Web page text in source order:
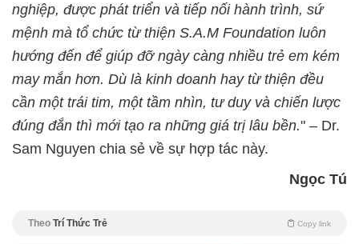
nghiệp, được phát triển và tiếp nối hành trình, sứ
mệnh mà tổ chức từ thiện S.A.M Foundation luôn
hướng đến để giúp đỡ ngày càng nhiều trẻ em kém
may mắn hơn. Dù là kinh doanh hay từ thiện đều
cần một trái tim, một tầm nhìn, tư duy và chiến lược
đúng đắn thì mới tạo ra những giá trị lâu bền." – Dr.
Sam Nguyen chia sẻ về sự hợp tác này.
Ngọc Tú
Theo Trí Thức Trẻ Copy link